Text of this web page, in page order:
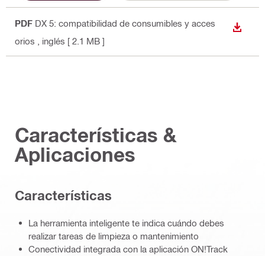
PDF DX 5: compatibilidad de consumibles y acces
orios
, inglés [ 2.1 MB ]
Características &
Aplicaciones
Caracterí­sticas
La herramienta inteligente te indica cuándo debes
realizar tareas de limpieza o mantenimiento
Conectividad integrada con la aplicación ON!Track